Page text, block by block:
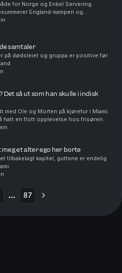
for Norge og Enkel Servering.
England-kampen og
Takk for følget!
samtaler
på dødsleiet og gruppa er positive før
Det så ut som han skulle i indisk
med Ole og Morten på kjøretur i Miami.
hatt en flott opplevelse hos frisøren.
meg et alter ego her borte
tilbakelagt kapitel, guttene er endelig
87